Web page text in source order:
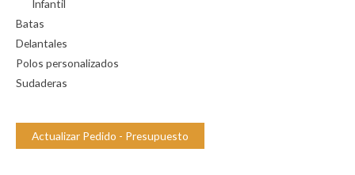
a
d
Infantil
Batas
Delantales
Polos personalizados
Sudaderas
Actualizar Pedido - Presupuesto